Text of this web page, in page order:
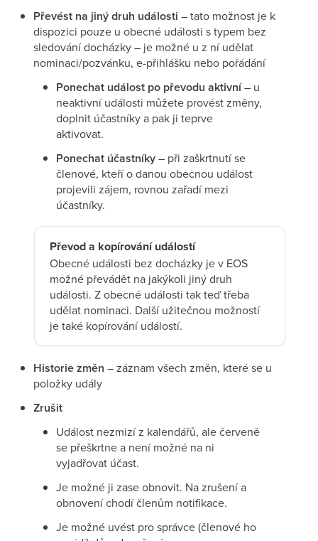
Převést na jiný druh události – tato možnost je k
dispozici pouze u obecné události s typem bez
sledování docházky – je možné u z ní udělat
nominaci/pozvánku, e-přihlášku nebo pořádání
Ponechat událost po převodu aktivní– u
neaktivní události můžete provést změny,
doplnit účastníky a pak ji teprve
aktivovat.
Ponechat účastníky– při zaškrtnutí se
členové, kteří o danou obecnou událost
projevili zájem, rovnou zařadí mezi
účastníky.
Převod a kopírování událostí
Obecné události bez docházky je v EOS
možné převádět na jakýkoli jiný druh
události. Z obecné události tak teď třeba
udělat nominaci. Další užitečnou možností
je také kopírování událostí.
Historie změn – záznam všech změn, které se u
položky udály
Zrušit
Událost nezmizí z kalendářů, ale červeně
se přeškrtne a není možné na ni
vyjadřovat účast.
Je možné ji zase obnovit. Na zrušení a
obnovení chodí členům notifikace.
Je možné uvést pro správce (členové ho